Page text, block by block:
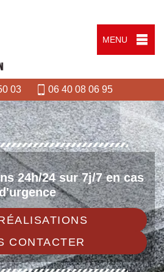
MENU
03 06 40 08 06 95
24h/24 sur 7j/7 en cas
CONTACTER